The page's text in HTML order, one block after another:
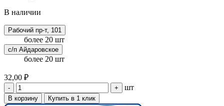
В наличии
Рабочий пр-т, 101
более 20 шт
с/п Айдаровское
более 20 шт
32,00 ₽
- + шт
В корзину Купить в 1 клик